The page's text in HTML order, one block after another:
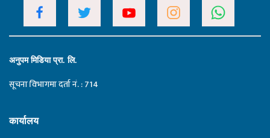
अनुपम मिडिया प्रा. लि.
सूचना विभागमा दर्ता नं. : 714
कार्यालय